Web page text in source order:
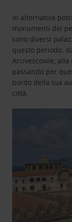
In alternativa
monumenti del
sono diversi
questo periodo:
Arcivescovile, alla
passando per
bordo della tua
città.